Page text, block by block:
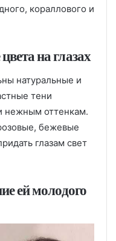
кораллового и
на глазах
натуральные и
тени
нежным оттенкам.
бежевые
глазам свет
ей молодого